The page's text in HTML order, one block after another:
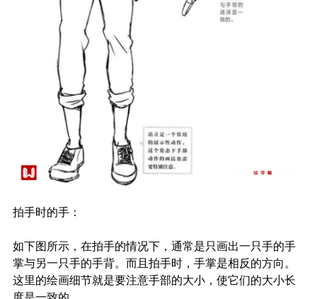
拍手时的手：
如下图所示，在拍手的情况下，通常是只画出一只手的手
掌与另一只手的手背。而且拍手时，手掌是相反的方向。
这里的绘画细节就是要注意手部的大小，使它们的大小长